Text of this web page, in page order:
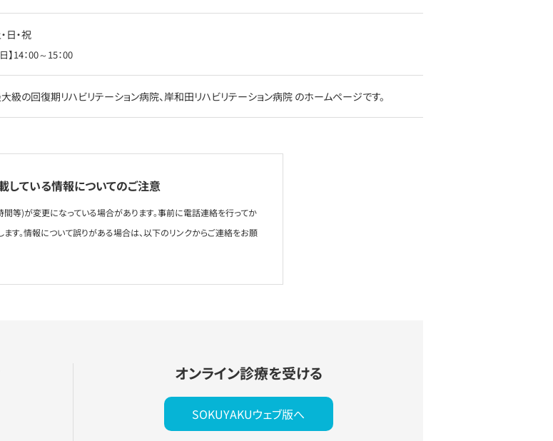
日・祝
】14：00～15：00
級の回復期リハビリテーション病院、岸和田リハビリテーション病院 のホームページです。
している情報についてのご注意
等)が変更になっている場合があります。事前に電話連絡を行ってか
ます。情報について誤りがある場合は、以下のリンクからご連絡をお願
オンライン診療を受ける
SOKUYAKUウェブ版へ